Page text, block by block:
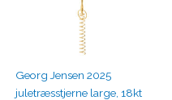
Georg Jensen 2025
juletræsstjerne large, 18kt